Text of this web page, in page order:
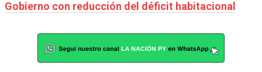
Gobierno con reducción del déficit habitacional